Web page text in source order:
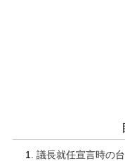
議長就任宣言時の